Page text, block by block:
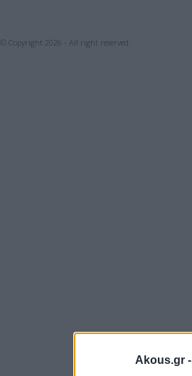
Akous.gr -
© Copyright 2026 - All right reserved.